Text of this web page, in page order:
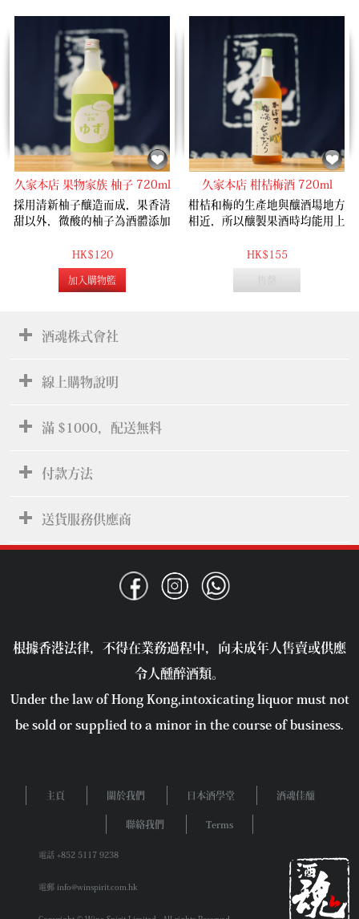
久家本店 果物家族 柚子 720ml
採用清新柚子釀造而成，果香清
甜以外，微酸的柚子為酒體添加
HK$120
加入購物籃
久家本店 柑桔梅酒 720ml
柑桔和梅的生產地與釀酒場地方
相近，所以釀製果酒時均能用上
何加工，全用人手釀製。 混合臼
HK$155
酒魂株式會社
線上購物說明
滿 $1000，配送無料
付款方法
送貨服務供應商
根據香港法律，不得在業務過程中，向未成年人售賣或供應
令人醺醉酒類。
Under the law of Hong Kong,intoxicating liquor must not
be sold or supplied to a minor in the course of business.
主頁 關於我們 日本酒學堂 酒魂佳釀
聯絡我們 Terms
電話 +852 5117 9238
電郵 info@winspirit.com.hk